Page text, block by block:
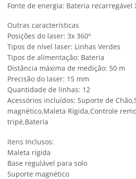
Fonte de energia: Bateria recarregável
Outras características
Posições do laser: 3x 360º
Tipos de nível laser: Linhas Verdes
Tipos de alimentação: Bateria
Distância máxima de medição: 50 m
Precisão do laser: 15 mm
Quantidade de linhas: 12
Acessórios incluídos: Suporte de
magnético,Maleta Rígida,Controle
tripé,Bateria
Itens Inclusos:
Maleta rígida
Base regulável para solo
Suporte magnético